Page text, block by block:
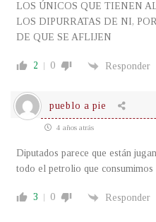
LOS ÚNICOS QUE TIENEN
LOS DIPURRATAS DE NI,
DE QUE SE AFLIJEN
2 0 Responder
pueblo a pie
4 años atrás
Diputados parece que están
todo el petrolio que
3 0 Responder